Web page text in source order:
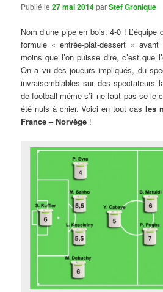
Publié le27 mai 2014parStef Gronique
Nom d’une pipe en bois, 4-0 !
formule « entrée-plat-dessert »
moins que l’on puisse dire, c’est que
On a vu des joueurs impliqués, du
invraisemblables sur des spectateurs
de football même s’il ne faut pas se le
été nuls à chier. Voici en tout cas les
France – Norvège !